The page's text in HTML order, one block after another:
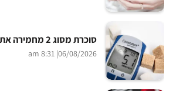
סוכרת מסוג 2 מחמירה את תסמיני גיל המעבר
06/08/2026
| 8:31 am